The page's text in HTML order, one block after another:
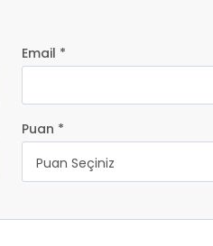
Email *
Puan *
Puan Seçiniz